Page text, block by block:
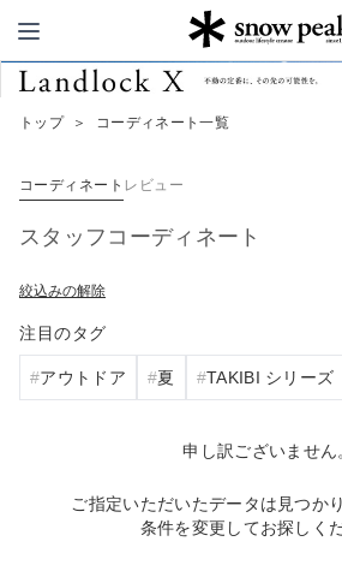
Snow Peak
トップ ＞ コーディネート一覧
コーディネート レビュー
スタッフコーディネート
絞込みの解除
注目のタグ
アウトドア 夏 TAKIBI シリーズ
申し訳ございません
ご指定いただいたデータは見つか
条件を変更してお探しく